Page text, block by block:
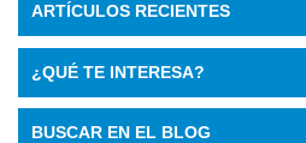
ARTÍCULOS RECIENTES
¿QUÉ TE INTERESA?
BUSCAR EN EL BLOG